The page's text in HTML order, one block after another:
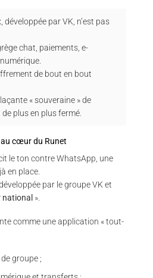
développée par VK, n’est pas
chat, paiements, e-
de bout en bout
« souveraine » de
plus en plus fermé.
au cœur du Runet
le ton contre WhatsApp, une
en place.
développée par le groupe VK et
national ».
comme une application « tout-
groupe ;